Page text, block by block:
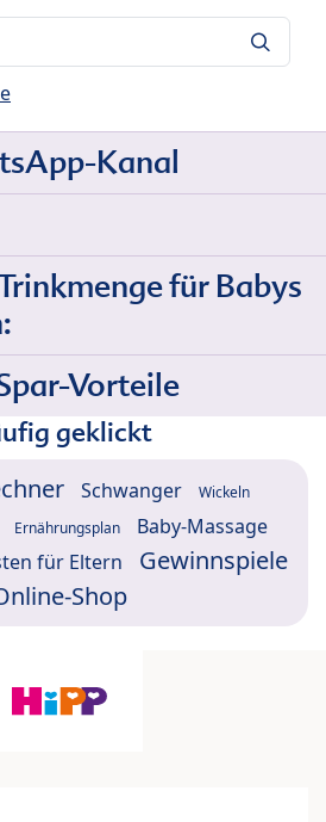
Kanal
für Babys
Vorteile
geklickt
Schwanger Wickeln
Ernährungsplan Baby-Massage
für Eltern
Gewinnspiele
Shop